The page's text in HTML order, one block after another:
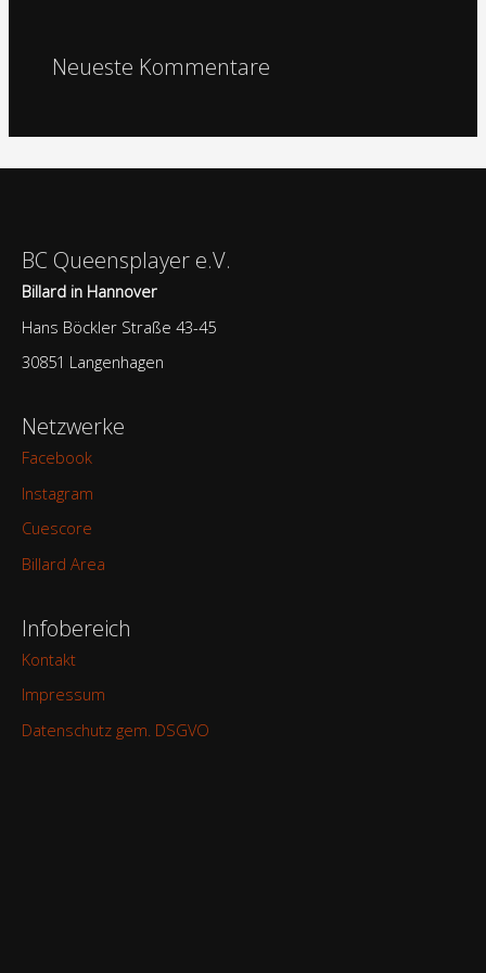
Neueste Kommentare
BC Queensplayer e.V.
Billard in Hannover
Hans Böckler Straße 43-45
30851 Langenhagen
Netzwerke
Facebook
Instagram
Cuescore
Billard Area
Infobereich
Kontakt
Impressum
Datenschutz gem. DSGVO